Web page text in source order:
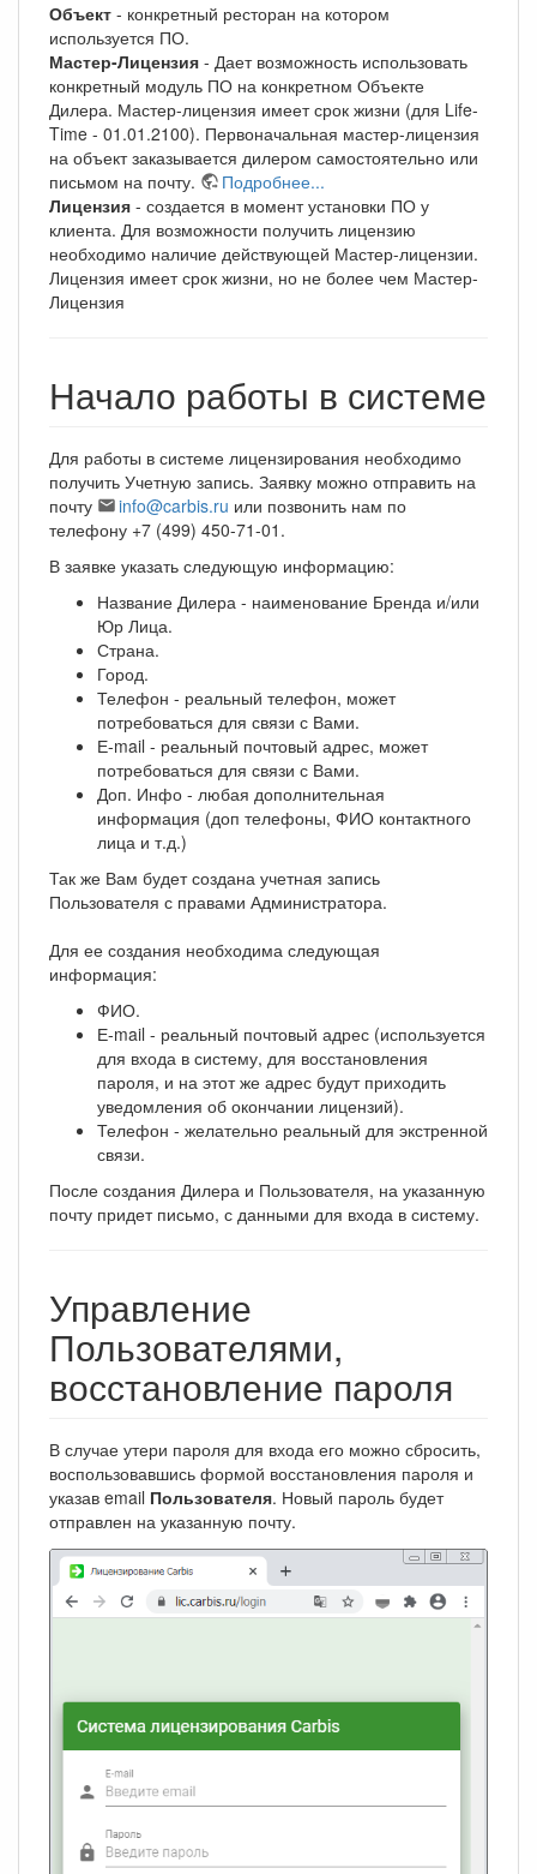
Объект - конкретный ресторан на котором
используется ПО.
Мастер-Лицензия - Дает возможность использовать
конкретный модуль ПО на конкретном Объекте
Дилера. Мастер-лицензия имеет срок жизни (для Life-
Time - 01.01.2100). Первоначальная мастер-лицензия
на объект заказывается дилером самостоятельно или
письмом на почту.
Подробнее...
Лицензия - создается в момент установки ПО у
клиента. Для возможности получить лицензию
необходимо наличие действующей Мастер-лицензии.
Лицензия имеет срок жизни, но не более чем Мастер-
Лицензия
Начало работы в системе
Для работы в системе лицензирования необходимо
получить Учетную запись. Заявку можно отправить на
почту
info@carbis.ru или позвонить нам по
телефону +7 (499) 450-71-01.
В заявке указать следующую информацию:
Название Дилера - наименование Бренда и/или
Юр Лица.
Страна.
Город.
Телефон - реальный телефон, может
потребоваться для связи с Вами.
Е-mail - реальный почтовый адрес, может
потребоваться для связи с Вами.
Доп. Инфо - любая дополнительная
информация (доп телефоны, ФИО контактного
лица и т.д.)
Так же Вам будет создана учетная запись
Пользователя с правами Администратора.
Для ее создания необходима следующая
информация:
ФИО.
Е-mail - реальный почтовый адрес (используется
для входа в систему, для восстановления
пароля, и на этот же адрес будут приходить
уведомления об окончании лицензий).
Телефон - желательно реальный для экстренной
связи.
После создания Дилера и Пользователя, на указанную
почту придет письмо, с данными для входа в систему.
Управление
Пользователями,
восстановление пароля
В случае утери пароля для входа его можно сбросить,
воспользовавшись формой восстановления пароля и
указав email Пользователя. Новый пароль будет
отправлен на указанную почту.